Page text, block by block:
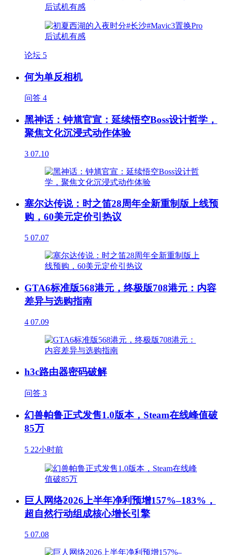
论坛 5
何为单反相机
问答 4
黑神话：钟馗官宣：延续悟空Boss设计哲学，
聚焦文化沉浸式动作体验
3 07.10
塞尔达传说：时之笛28周年全新重制版上线预
购，60美元定价引热议
5 07.07
GTA6标准版568港元，终极版708港元：内容
差异与选购指南
4 07.09
h3c路由器密码破解
问答 3
幻兽帕鲁正式发售1.0版本，Steam在线峰值破
85万
5 22小时前
巨人网络2026上半年净利预增157%–183%，
超自然行动组成核心增长引擎
5 07.08